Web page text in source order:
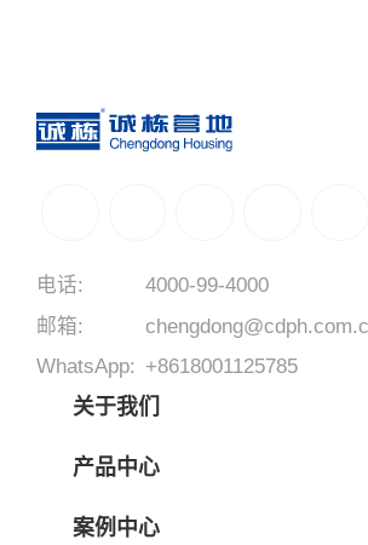
电话:
4000-99-4000
邮箱:
WhatsApp: +8618001125785
关于我们
产品中心
案例中心